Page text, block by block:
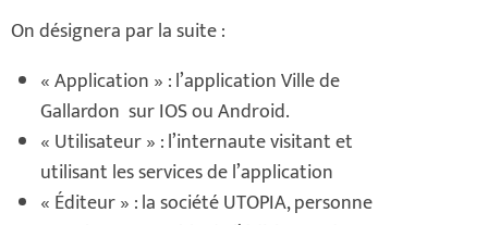
On désignera par la suite :
« Application » : l’application Ville de
Gallardon sur IOS ou Android.
« Utilisateur » : l’internaute visitant et
utilisant les services de l’application
« Éditeur » : la société UTOPIA, personne